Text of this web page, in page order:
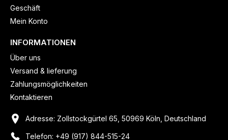
Geschäft
Mein Konto
INFORMATIONEN
Über uns
Versand & lieferung
Zahlungsmöglichkeiten
Kontaktieren
Adresse: Zollstockgürtel 65, 50969 Köln, Deutschland
Telefon: +49 (917) 844-515-24